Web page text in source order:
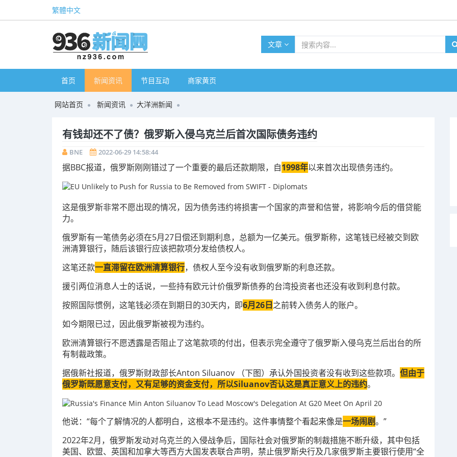
繁體中文
文章
首页 新闻资讯 节目互动 商家黄页
网站首页 新闻资讯 大洋洲新闻
有钱却还不了债？俄罗斯入侵乌克兰后首次国际债务违约
BNE 2022-06-29 14:58:44
据BBC报道，俄罗斯刚刚错过了一个重要的最后还款期限，自1998年以来首次出现债务违约。
这是俄罗斯非常不愿出现的情况，因为债务违约将损害一个国家的声誉和信誉，将影响今后的借贷能
力。
俄罗斯有一笔债务必须在5月27日偿还到期利息，总额为一亿美元。俄罗斯称，这笔钱已经被交到欧
洲清算银行，随后该银行应该把款项分发给债权人。
这笔还款一直滞留在欧洲清算银行，债权人至今没有收到俄罗斯的利息还款。
援引两位消息人士的话说，一些持有欧元计价俄罗斯债券的台湾投资者也还没有收到利息付款。
按照国际惯例，这笔钱必须在到期日的30天内，即6月26日之前转入债务人的账户。
如今期限已过，因此俄罗斯被视为违约。
欧洲清算银行不愿透露是否阻止了这笔款项的付出，但表示完全遵守了俄罗斯入侵乌克兰后出台的所
有制裁政策。
据俄新社报道，俄罗斯财政部长Anton Siluanov （下图）承认外国投资者没有收到这些款项。 但由于
俄罗斯既愿意支付，又有足够的资金支付，所以Siluanov否认这是真正意义上的违约。
他说：“每个了解情况的人都明白，这根本不是违约。这件事情整个看起来像是一场闹剧。”
2022年2月，俄罗斯发动对乌克兰的入侵战争后，国际社会对俄罗斯的制裁措施不断升级，其中包括
美国、欧盟、英国和加拿大等西方大国发表联合声明，禁止俄罗斯央行及几家俄罗斯主要银行使用“全